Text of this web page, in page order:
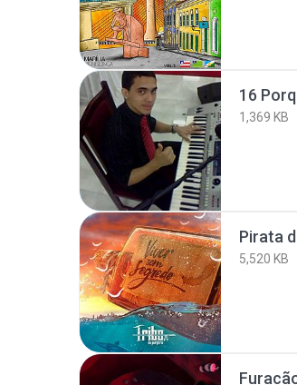
16
1,369 KB
Pirata
5,520 KB